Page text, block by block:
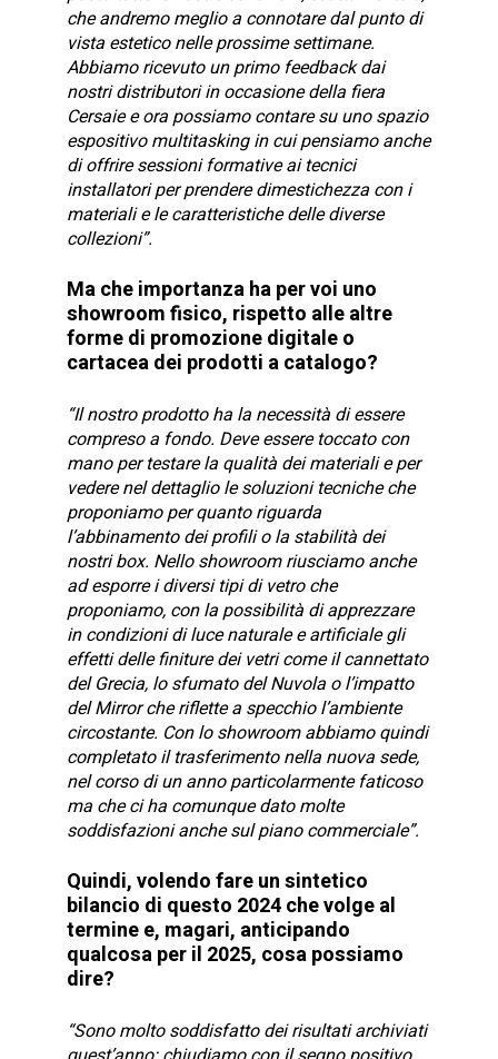
che andremo meglio a connotare dal punto di
vista estetico nelle prossime settimane.
Abbiamo ricevuto un primo feedback dai
nostri distributori in occasione della fiera
Cersaie e ora possiamo contare su uno spazio
espositivo multitasking in cui pensiamo anche
di offrire sessioni formative ai tecnici
installatori per prendere dimestichezza con i
materiali e le caratteristiche delle diverse
collezioni”.
Ma che importanza ha per voi uno
showroom fisico, rispetto alle altre
forme di promozione digitale o
cartacea dei prodotti a catalogo?
“Il nostro prodotto ha la necessità di essere
compreso a fondo. Deve essere toccato con
mano per testare la qualità dei materiali e per
vedere nel dettaglio le soluzioni tecniche che
proponiamo per quanto riguarda
l’abbinamento dei profili o la stabilità dei
nostri box. Nello showroom riusciamo anche
ad esporre i diversi tipi di vetro che
proponiamo, con la possibilità di apprezzare
in condizioni di luce naturale e artificiale gli
effetti delle finiture dei vetri come il cannettato
del Grecia, lo sfumato del Nuvola o l’impatto
del Mirror che riflette a specchio l’ambiente
circostante. Con lo showroom abbiamo quindi
completato il trasferimento nella nuova sede,
nel corso di un anno particolarmente faticoso
ma che ci ha comunque dato molte
soddisfazioni anche sul piano commerciale”.
Quindi, volendo fare un sintetico
bilancio di questo 2024 che volge al
termine e, magari, anticipando
qualcosa per il 2025, cosa possiamo
dire?
“Sono molto soddisfatto dei risultati archiviati